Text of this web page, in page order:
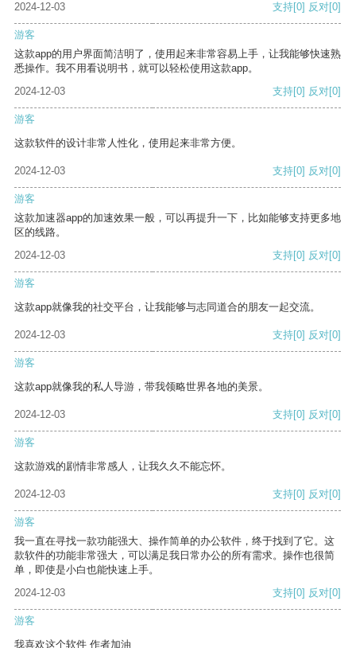
2024-12-03 支持[0] 反对[0]
游客
这款app的用户界面简洁明了，使用起来非常容易上手，让我能够快速熟
悉操作。我不用看说明书，就可以轻松使用这款app。
2024-12-03
支持[0] 反对[0]
游客
这款软件的设计非常人性化，使用起来非常方便。
2024-12-03 支持[0] 反对[0]
游客
这款加速器app的加速效果一般，可以再提升一下，比如能够支持更多地
区的线路。
2024-12-03
支持[0] 反对[0]
游客
这款app就像我的社交平台，让我能够与志同道合的朋友一起交流。
2024-12-03 支持[0] 反对[0]
游客
这款app就像我的私人导游，带我领略世界各地的美景。
2024-12-03 支持[0] 反对[0]
游客
这款游戏的剧情非常感人，让我久久不能忘怀。
2024-12-03 支持[0] 反对[0]
游客
我一直在寻找一款功能强大、操作简单的办公软件，终于找到了它。这
款软件的功能非常强大，可以满足我日常办公的所有需求。操作也很简
单，即使是小白也能快速上手。
2024-12-03
支持[0] 反对[0]
游客
我喜欢这个软件 作者加油